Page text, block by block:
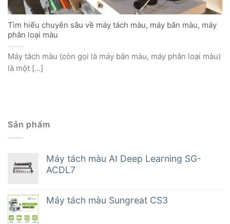
Tìm hiểu chuyên sâu về máy tách màu, máy bắn màu, máy
phân loại màu
Máy tách màu (còn gọi là máy bắn màu, máy phân loại màu)
là một [...]
Sản phẩm
Máy tách màu AI Deep Learning SG-
ACDL7
Máy tách màu Sungreat CS3